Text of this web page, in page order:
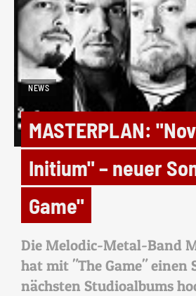
NEWS
MASTERPLAN:
Initium" – neuer
Game"
Die Melodic-Metal-Band
hat mit "The Game" einen
nächsten Studioalbums